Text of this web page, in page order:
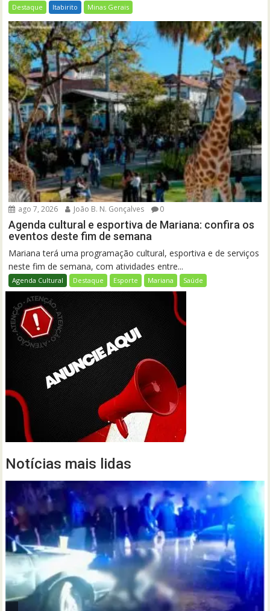
Destaque Itabirito Minas Gerais
ago 7, 2026 João B. N. Gonçalves 0
Agenda cultural e esportiva de Mariana: confira os
eventos deste fim de semana
Mariana terá uma programação cultural, esportiva e de serviços
neste fim de semana, com atividades entre...
Agenda Cultural Destaque Esporte Mariana Saúde
Notícias mais lidas